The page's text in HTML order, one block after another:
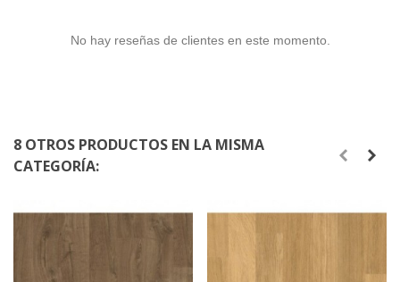
No hay reseñas de clientes en este momento.
8 OTROS PRODUCTOS EN LA MISMA
CATEGORÍA: